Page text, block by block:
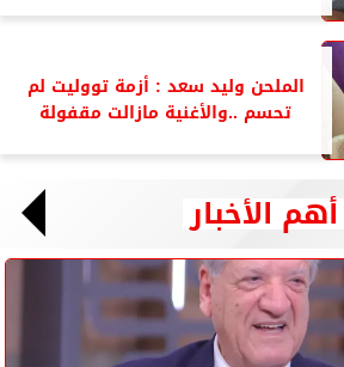
الملحن وليد سعد : أزمة تووليت لم
تحسم ..والأغنية مازالت مقفولة
أهم الأخبار